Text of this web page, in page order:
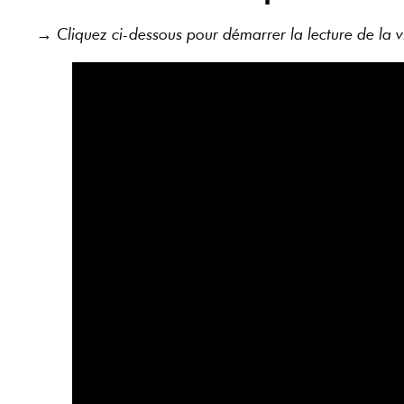
→ Cliquez ci-dessous pour démarrer la lecture de la